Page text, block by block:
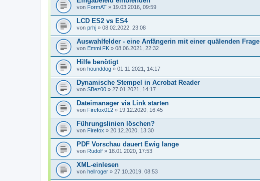
von FormAT » 19.03.2016, 09:59
LCD ES2 vs ES4
von prhj » 08.02.2022, 23:08
Auswahlfelder - eine Anfängerin mit einer quälenden Frage
von Emmi FK » 08.06.2021, 22:32
Hilfe benötigt
von hounddog » 01.11.2021, 14:17
Dynamische Stempel in Acrobat Reader
von SBez00 » 27.01.2021, 14:17
Dateimanager via Link starten
von Firefox012 » 19.12.2020, 16:45
Führungslinien löschen?
von Firefox » 20.12.2020, 13:30
PDF Vorschau dauert Ewig lange
von Rudolf » 18.01.2020, 17:53
XML-einlesen
von hellroger » 27.10.2019, 08:53